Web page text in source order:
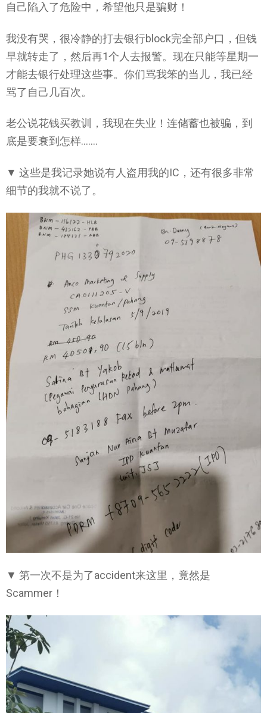
自己陷入了危险中，希望他只是骗财！
我没有哭，很冷静的打去银行block完全部户口，但钱
早就转走了，然后再1个人去报警。现在只能等星期一
才能去银行处理这些事。你们骂我笨的当儿，我已经
骂了自己几百次。
老公说花钱买教训，我现在失业！连储蓄也被骗，到
底是要衰到怎样…….
▼ 这些是我记录她说有人盗用我的IC，还有很多非常
细节的我就不说了。
▼ 第一次不是为了accident来这里，竟然是
Scammer！